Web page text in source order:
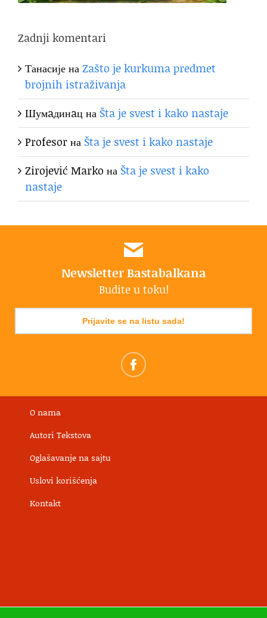
Zadnji komentari
ТанасијенаZašto je kurkuma predmet
brojnih istraživanja
Шумaдинaцна Šta je svest i kako nastaje
Profesorна Šta je svest i kako nastaje
Zirojević Marko на Šta je svest i kako
nastaje
Newsletter Bastabalkana
Budite u toku!
Prijavite se na listu sada!
O nama
Autori Tekstova
Oglašavanje na sajtu
Uslovi korišćenja
Kontakt